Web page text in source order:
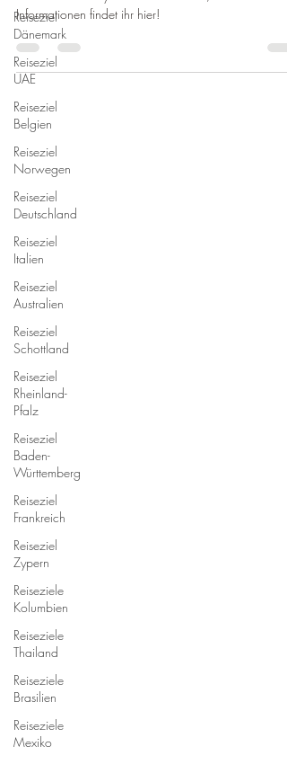
Reiseziel
Dänemark
Reiseziel
UAE
Reiseziel
Belgien
Reiseziel
Norwegen
Reiseziel
Deutschland
Reiseziel
Italien
Reiseziel
Australien
Reiseziel
Schottland
Reiseziel
Rheinland-
Pfalz
Reiseziel
Baden-
Württemberg
Reiseziel
Frankreich
Reiseziel
Zypern
Reiseziele
Kolumbien
Reiseziele
Thailand
Reiseziele
Brasilien
Reiseziele
Mexiko
Informationen findet ihr hier!